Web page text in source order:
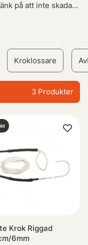
på att inte skada
Kroklossare
3 Produkter
Krok Riggad
6mm